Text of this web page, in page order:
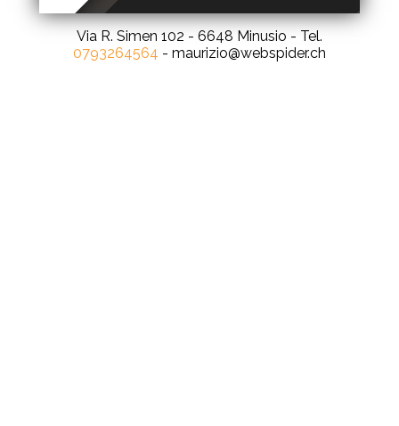
Via R. Simen 102 - 6648 Minusio - Tel.
0793264564 - maurizio@webspider.ch